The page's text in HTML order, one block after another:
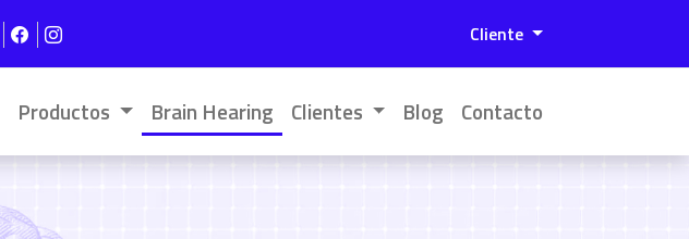
Menú de cuenta
Cliente
Productos Brain Hearing Clientes Blog Contacto